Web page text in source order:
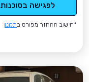
לפגישה בסוכנות
*חישוב ההחזר מפורט בתקנון